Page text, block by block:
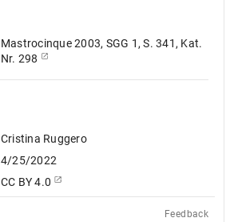
Mastrocinque 2003, SGG 1, S. 341, Kat.
Nr. 298
Cristina Ruggero
4/25/2022
CC BY 4.0
Feedback